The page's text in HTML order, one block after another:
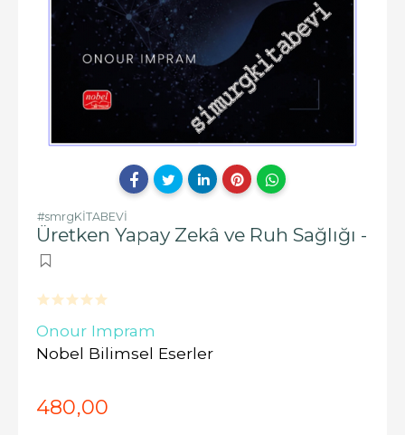
#smrgKİTABEVİ
Üretken Yapay Zekâ ve Ruh Sağlığı -
Onour Impram
Nobel Bilimsel Eserler
480,00